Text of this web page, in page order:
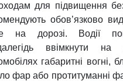
для підвищення
обов’язково
на дорозі. Водії
ввімкнути на
габаритні вогні,
фар або протитуманні